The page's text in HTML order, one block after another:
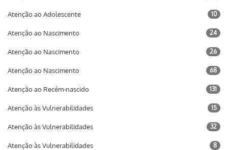
Atenção ao Adolescente 10
Atenção ao Nascimento 24
Atenção ao Nascimento 26
Atenção ao Nascimento 68
Atenção ao Recém-nascido 131
Atenção às Vulnerabilidades 15
Atenção às Vulnerabilidades 32
Atenção às Vulnerabilidades 8